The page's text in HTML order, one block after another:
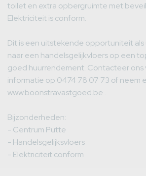
toilet en extra opbergruimte met
Elektriciteit is conform.
Dit is een uitstekende opportuniteit
naar een handelsgelijkvloers op een
goed huurrendement. Contacteer ons
informatie op 0474 78 07 73 of neem
www.boonstravastgoed.be .
Bijzonderheden:
- Centrum Putte
- Handelsgelijksvloers
- Elektriciteit conform